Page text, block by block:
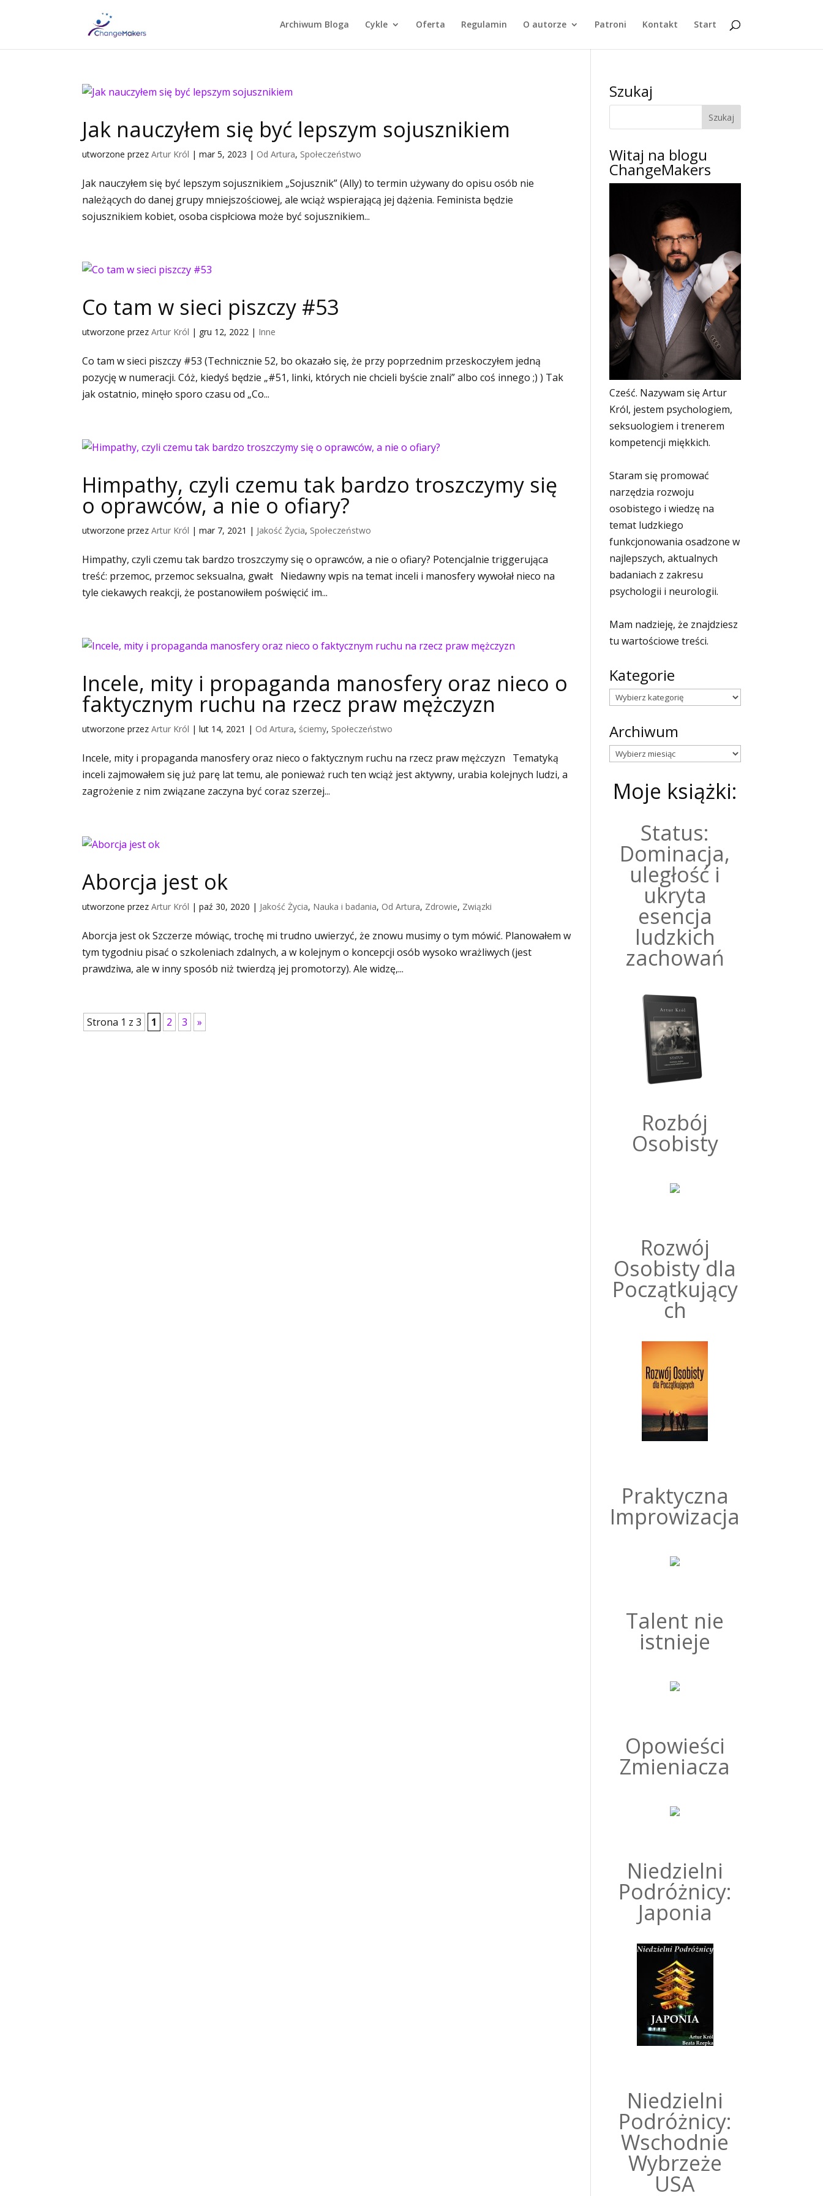
Archiwum Bloga Cykle Oferta Regulamin O autorze Patroni Kontakt Start
Jak nauczyłem się być lepszym sojusznikiem
utworzone przezArtur Król |mar 5, 2023 | Od Artura, Społeczeństwo
Jak nauczyłem się być lepszym sojusznikiem „Sojusznik” (Ally) to termin używany do opisu osób nie
należących do danej grupy mniejszościowej, ale wciąż wspierającą jej dążenia. Feminista będzie
sojusznikiem kobiet, osoba cispłciowa może być sojusznikiem...
Co tam w sieci piszczy #53
utworzone przezArtur Król | gru 12, 2022 | Inne
Co tam w sieci piszczy #53 (Technicznie 52, bo okazało się, że przy poprzednim przeskoczyłem jedną
pozycję w numeracji. Cóż, kiedyś będzie „#51, linki, których nie chcieli byście znali” albo coś innego ;) ) Tak
jak ostatnio, minęło sporo czasu od „Co...
Himpathy, czyli czemu tak bardzo troszczymy się
o oprawców, a nie o ofiary?
utworzone przezArtur Król |mar 7, 2021 | Jakość Życia, Społeczeństwo
Himpathy, czyli czemu tak bardzo troszczymy się o oprawców, a nie o ofiary? Potencjalnie triggerująca
treść: przemoc, przemoc seksualna, gwałt Niedawny wpis na temat inceli i manosfery wywołał nieco na
tyle ciekawych reakcji, że postanowiłem poświęcić im...
Incele, mity i propaganda manosfery oraz nieco o
faktycznym ruchu na rzecz praw mężczyzn
utworzone przezArtur Król |lut 14, 2021 | Od Artura,ściemy, Społeczeństwo
Incele, mity i propaganda manosfery oraz nieco o faktycznym ruchu na rzecz praw mężczyzn Tematyką
inceli zajmowałem się już parę lat temu, ale ponieważ ruch ten wciąż jest aktywny, urabia kolejnych ludzi, a
zagrożenie z nim związane zaczyna być coraz szerzej...
Aborcja jest ok
utworzone przezArtur Król |paź 30, 2020 | Jakość Życia, Nauka i badania, Od Artura, Zdrowie, Związki
Aborcja jest ok Szczerze mówiąc, trochę mi trudno uwierzyć, że znowu musimy o tym mówić. Planowałem w
tym tygodniu pisać o szkoleniach zdalnych, a w kolejnym o koncepcji osób wysoko wrażliwych (jest
prawdziwa, ale w inny sposób niż twierdzą jej promotorzy). Ale widzę,...
Strona 1 z 3 1 2 3 »
Szukaj
Witaj na blogu
ChangeMakers
Cześć. Nazywam się Artur
Król, jestem psychologiem,
seksuologiem i trenerem
kompetencji miękkich.
Staram się promować
narzędzia rozwoju
osobistego i wiedzę na
temat ludzkiego
funkcjonowania osadzone w
najlepszych, aktualnych
badaniach z zakresu
psychologii i neurologii.
Mam nadzieję, że znajdziesz
tu wartościowe treści.
Kategorie
Kategorie
Archiwum
Archiwum
Moje książki:
Status:
Dominacja,
uległość i
ukryta
esencja
ludzkich
zachowań
Rozbój
Osobisty
Rozwój
Osobisty dla
Początkujący
ch
Praktyczna
Improwizacja
Talent nie
istnieje
Opowieści
Zmieniacza
Niedzielni
Podróżnicy:
Japonia
Niedzielni
Podróżnicy:
Wschodnie
Wybrzeże
USA